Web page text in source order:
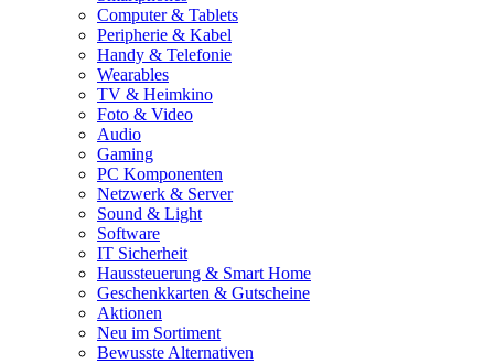
Computer & Tablets
Peripherie & Kabel
Handy & Telefonie
Wearables
TV & Heimkino
Foto & Video
Audio
Gaming
PC Komponenten
Netzwerk & Server
Sound & Light
Software
IT Sicherheit
Haussteuerung & Smart Home
Geschenkkarten & Gutscheine
Aktionen
Neu im Sortiment
Bewusste Alternativen